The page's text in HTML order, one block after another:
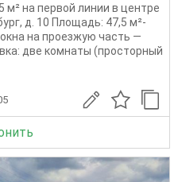
на первой линии в центре
д. 10 Площадь: 47,5 м²-
на проезжую часть —
две комнаты (просторный